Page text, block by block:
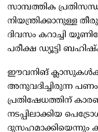
സാമ്പത്തിക
നിയന്ത്രിക്കാനുള്ള
ദിവസം കറാച്ചി
പരീക്ഷ ഡ്യൂട്ടി
ഈവനിങ്
അനുവദിച്ചിരുന്ന
പ്രതിഷേധത്തിന്
നടപ്പിലാക്കിയ
ദുസഹമാക്കിയെന്നും